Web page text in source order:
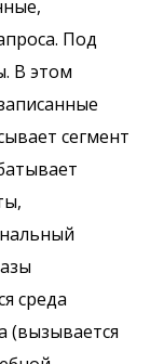
Под
В этом
сегмент
среда
(вызывается